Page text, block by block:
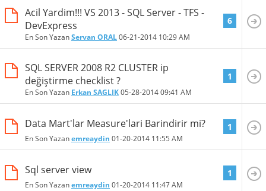
Acil Yardim!!! VS 2013 - SQL Server - TFS -
DevExpress
En Son YazanServan ORAL06-21-2014 10:29 AM
6
SQL SERVER 2008 R2 CLUSTER ip
değiştirme checklist ?
En Son Yazan Erkan SAGLIK05-28-201409:41 AM
1
Data Mart'lar Measure'lari Barindirir mi?
En Son Yazanemreaydin 01-20-2014 11:55 AM
1
Sql server view
En Son Yazanemreaydin 01-20-2014 11:47 AM
1